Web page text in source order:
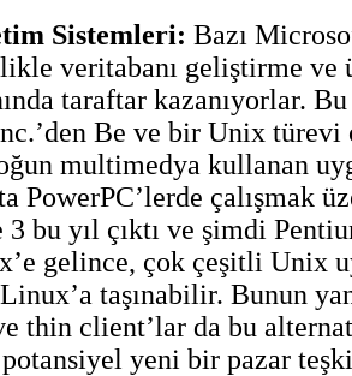
Sistemleri: Bazı
veritabanı geliştirme ve
taraftar kazanıyorlar.
Be ve bir Unix
multimedya kullanan
PowerPC’lerde çalışmak
3 bu yıl çıktı ve şimdi
gelince, çok çeşitli Unix
taşınabilir. Bunun
thin client’lar da bu
yeni bir pazar